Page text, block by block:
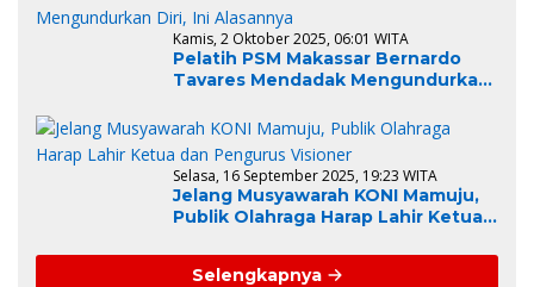
Kamis, 2 Oktober 2025, 06:01 WITA
Pelatih PSM Makassar Bernardo
Tavares Mendadak Mengundurkan
Selasa, 16 September 2025, 19:23 WITA
Jelang Musyawarah KONI Mamuju,
Publik Olahraga Harap Lahir Ketua
Selengkapnya